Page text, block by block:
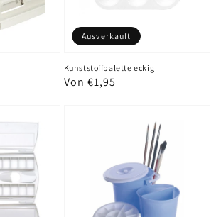
Kunststoffpalette eckig
Normaler
Von €1,95
Ausverkauft